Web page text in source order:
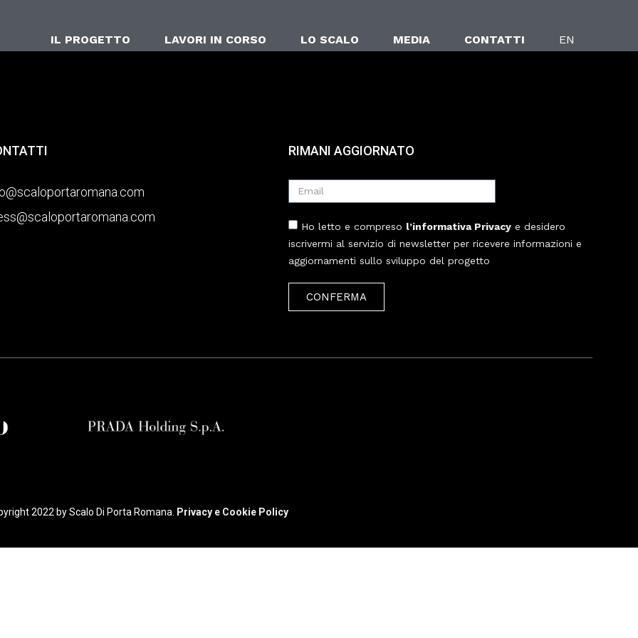
IL PROGETTO LAVORI IN CORSO LO SCALO MEDIA CONTATTI EN
RIMANI AGGIORNATO
Ho letto e compreso l’informativa Privacy e desidero
iscrivermi al servizio di newsletter per ricevere informazioni e
aggiornamenti sullo sviluppo del progetto
CONFERMA
2022 by Scalo Di Porta Romana. Privacy e Cookie Policy